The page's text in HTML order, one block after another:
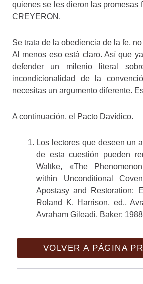
quienes se les dieron las promesas
CREYERON.
Se trata de la obediencia de la fe,
Al menos eso está claro. Así que
defender un milenio literal
incondicionalidad de la
necesitas un argumento diferente.
A continuación, el Pacto Davídico.
Los lectores que deseen un
de esta cuestión pueden
Waltke, «The
within Unconditional
Apostasy and Restoration:
Roland K. Harrison, ed.,
Avraham Gileadi, Baker:
VOLVER A PÁGINA